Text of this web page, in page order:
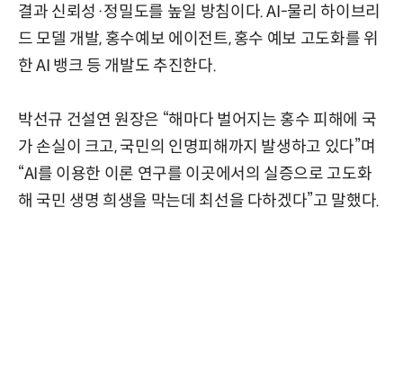
결과 신뢰성·정밀도를 높일 방침이다. AI-물리 하이브리
드 모델 개발, 홍수예보 에이전트, 홍수 예보 고도화를 위
한 AI 뱅크 등 개발도 추진한다.
박선규 건설연 원장은 “해마다 벌어지는 홍수 피해에 국
가 손실이 크고, 국민의 인명피해까지 발생하고 있다”며
“AI를 이용한 이론 연구를 이곳에서의 실증으로 고도화
해 국민 생명 희생을 막는데 최선을 다하겠다”고 말했다.